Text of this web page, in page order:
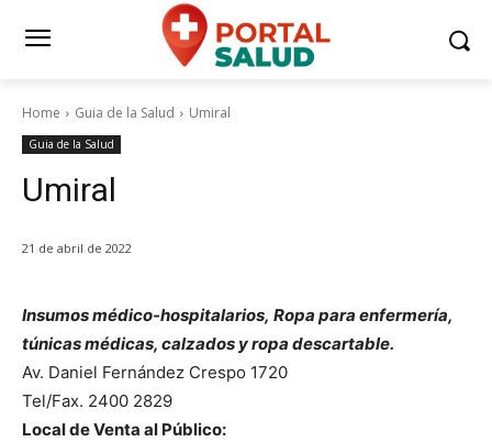
Home Guia de la Salud Umiral
Guia de la Salud
Umiral
21 de abril de 2022
Insumos médico-hospitalarios, Ropa para enfermería,
túnicas médicas, calzados y ropa descartable.
Av. Daniel Fernández Crespo 1720
Tel/Fax. 2400 2829
Local de Venta al Público: